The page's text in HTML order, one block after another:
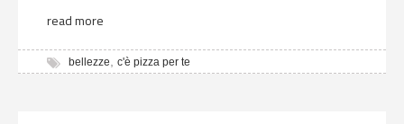
read more
bellezze, c'è pizza per te